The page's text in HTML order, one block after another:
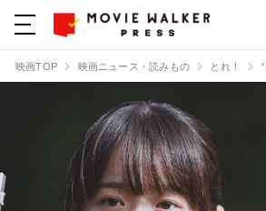
映画TOP 映画ニュース・読みもの とれ！